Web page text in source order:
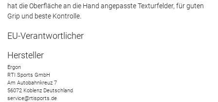
hat die Oberfläche an die Hand angepasste Texturfelder, für guten
Grip und beste Kontrolle.
EU-Verantwortlicher
Hersteller
Ergon
RTI Sports GmbH
Am Autobahnkreuz 7
56072 Koblenz Deutschland
service@rtisports.de